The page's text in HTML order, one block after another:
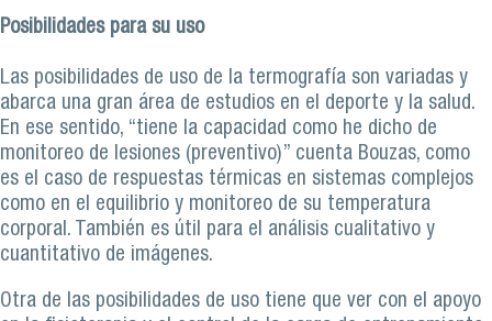
Posibilidades para su uso
Las posibilidades de uso de la termografía son variadas y
abarca una gran área de estudios en el deporte y la salud.
En ese sentido, “tiene la capacidad como he dicho de
monitoreo de lesiones (preventivo)” cuenta Bouzas, como
es el caso de respuestas térmicas en sistemas complejos
como en el equilibrio y monitoreo de su temperatura
corporal. También es útil para el análisis cualitativo y
cuantitativo de imágenes.
Otra de las posibilidades de uso tiene que ver con el apoyo